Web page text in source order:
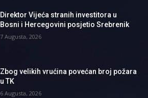
Direktor Vijeća stranih investitora u
Bosni i Hercegovini posjetio Srebrenik
7 Augusta, 2026
Zbog velikih vrućina povećan broj požara
u TK
6 Augusta, 2026